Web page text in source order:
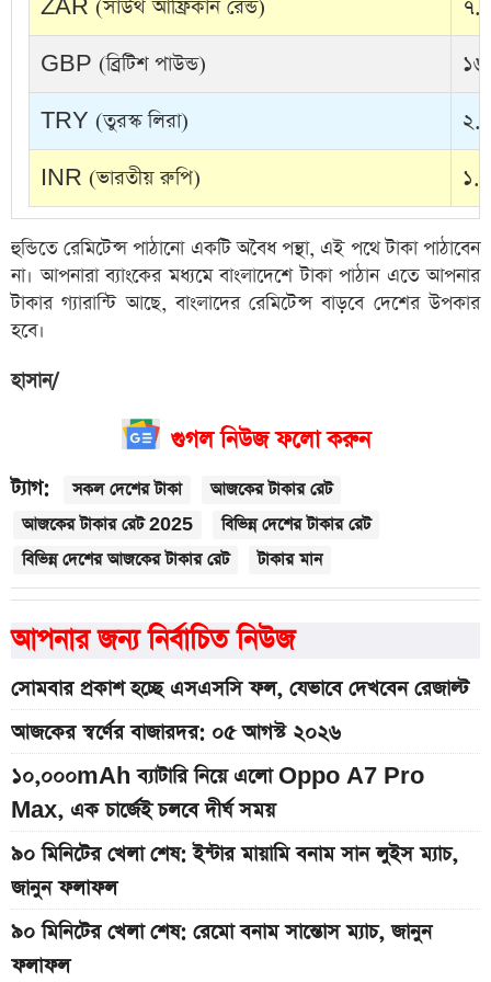
ZAR (সাউথ আফ্রিকান রেন্ড)
GBP (ব্রিটিশ পাউন্ড)
TRY (তুরস্ক লিরা)
INR (ভারতীয় রুপি)
হুন্ডিতে রেমিটেন্স পাঠানো একটি অবৈধ পন্থা, এই পথে টাকা পাঠাবেন
না। আপনারা ব্যাংকের মধ্যমে বাংলাদেশে টাকা পাঠান এতে আপনার
টাকার গ্যারান্টি আছে, বাংলাদের রেমিটেন্স বাড়বে দেশের উপকার
হবে।
হাসান/
গুগল নিউজ ফলো করুন
ট্যাগ: সকল দেশের টাকা
আজকের টাকার রেট
আজকের টাকার রেট 2025
বিভিন্ন দেশের টাকার রেট
বিভিন্ন দেশের আজকের টাকার রেট
টাকার মান
আপনার জন্য নির্বাচিত নিউজ
সোমবার প্রকাশ হচ্ছে এসএসসি ফল, যেভাবে দেখবেন রেজাল্ট
আজকের স্বর্ণের বাজারদর: ০৫ আগস্ট ২০২৬
১০,০০০mAh ব্যাটারি নিয়ে এলো Oppo A7 Pro
Max, এক চার্জেই চলবে দীর্ঘ সময়
৯০ মিনিটের খেলা শেষ: ইন্টার মায়ামি বনাম সান লুইস ম্যাচ,
জানুন ফলাফল
৯০ মিনিটের খেলা শেষ: রেমো বনাম সান্তোস ম্যাচ, জানুন
ফলাফল